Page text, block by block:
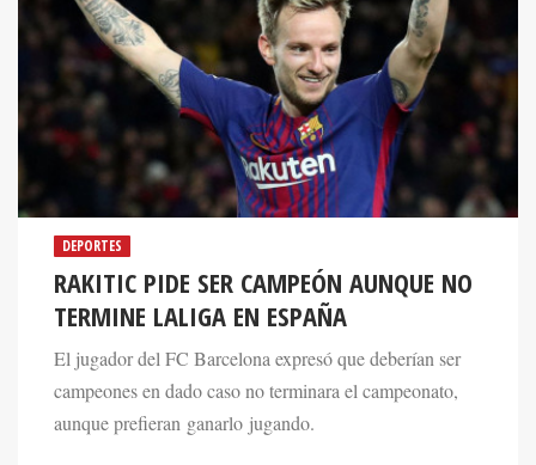
DEPORTES
RAKITIC PIDE SER CAMPEÓN AUNQUE NO
TERMINE LALIGA EN ESPAÑA
El jugador del FC Barcelona expresó que deberían ser
campeones en dado caso no terminara el campeonato,
aunque prefieran ganarlo jugando.